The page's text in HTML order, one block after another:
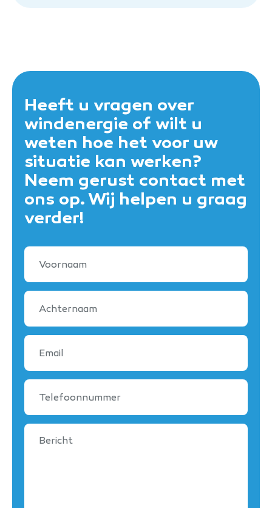
Heeft u vragen over
windenergie of wilt u
weten hoe het voor uw
situatie kan werken?
Neem gerust contact met
ons op. Wij helpen u graag
verder!
Voornaam
Achternaam
Email
Telefoonnummer
Bericht